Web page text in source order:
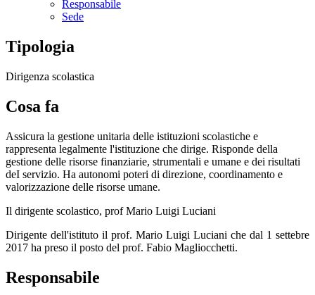
Responsabile
Sede
Tipologia
Dirigenza scolastica
Cosa fa
Assicura la gestione unitaria delle istituzioni scolastiche e
rappresenta legalmente l'istituzione che dirige. Risponde della
gestione delle risorse finanziarie, strumentali e umane e dei risultati
deI servizio. Ha autonomi poteri di direzione, coordinamento e
valorizzazione delle risorse umane.
Il dirigente scolastico, prof Mario Luigi Luciani
Dirigente dell'istituto il prof. Mario Luigi Luciani che dal 1 settebre
2017 ha preso il posto del prof. Fabio Magliocchetti.
Responsabile